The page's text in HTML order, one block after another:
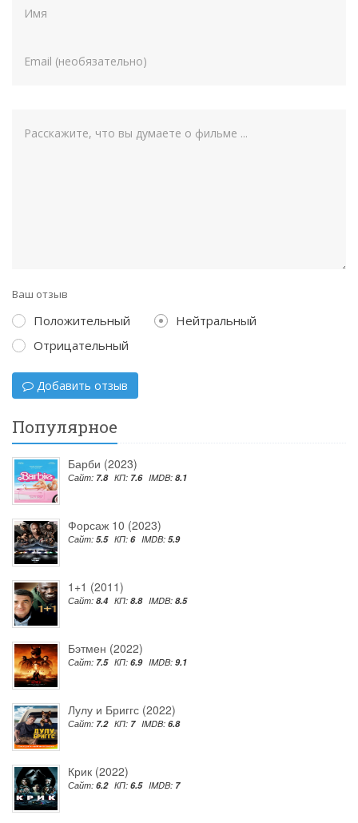
Ваш отзыв
Положительный
Нейтральный
Отрицательный
Добавить отзыв
Популярное
Барби (2023)
Сайт: 7.8 КП: 7.6 IMDB: 8.1
Форсаж 10 (2023)
Сайт: 5.5 КП: 6 IMDB: 5.9
1+1 (2011)
Сайт: 8.4 КП: 8.8 IMDB: 8.5
Бэтмен (2022)
Сайт: 7.5 КП: 6.9 IMDB: 9.1
Лулу и Бриггс (2022)
Сайт: 7.2 КП: 7 IMDB: 6.8
Крик (2022)
Сайт: 6.2 КП: 6.5 IMDB: 7